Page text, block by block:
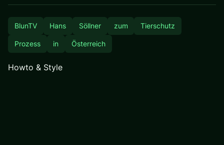
BlunTV Hans Söllner zum Tierschutz
Prozess in Österreich
Howto & Style